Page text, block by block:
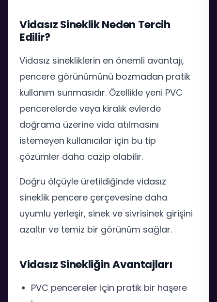
Vidasız Sineklik Neden Tercih
Edilir?
Vidasız sinekliklerin en önemli avantajı,
pencere görünümünü bozmadan pratik
kullanım sunmasıdır. Özellikle yeni PVC
pencerelerde veya kiralık evlerde
doğrama üzerine vida atılmasını
istemeyen kullanıcılar için bu tip
çözümler daha cazip olabilir.
Doğru ölçüyle üretildiğinde vidasız
sineklik pencere çerçevesine daha
uyumlu yerleşir, sinek ve sivrisinek girişini
azaltır ve temiz bir görünüm sağlar.
Vidasız Sinekliğin Avantajları
PVC pencereler için pratik bir haşere